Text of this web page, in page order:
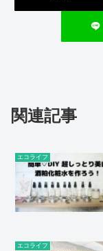
関連記事
エコライフ
エコライフ